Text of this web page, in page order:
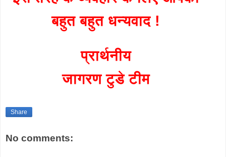
बहुत बहुत धन्यवाद !
प्रार्थनीय
जागरण टुडे टीम
Share
No comments: